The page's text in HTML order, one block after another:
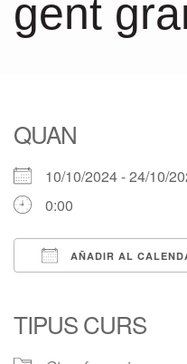
gent
QUAN
10/10/2024 - 24/10/
0:00
AÑADIR AL
TIPUS CURS